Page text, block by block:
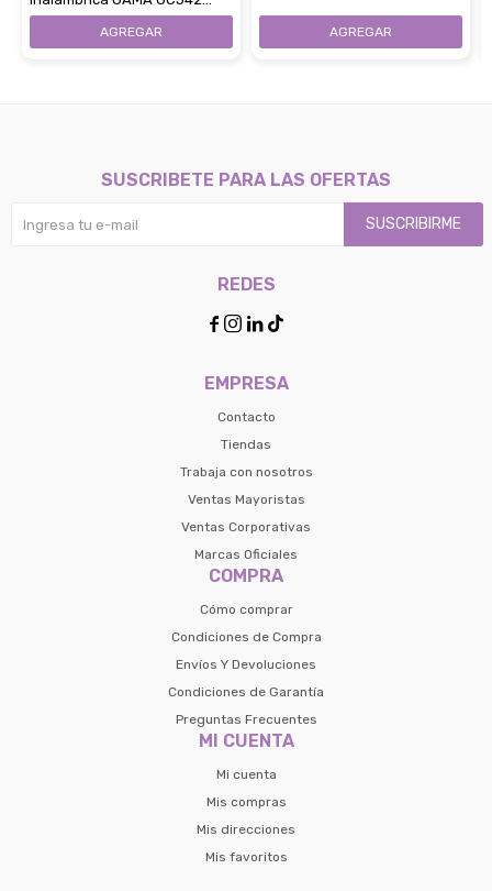
Sport - Yellow
EMPRESA
Contacto
Tiendas
Trabaja con nosotros
Ventas Mayoristas
Ventas Corporativas
Marcas Oficiales
COMPRA
Cómo comprar
Condiciones de Compra
Envíos Y Devoluciones
Condiciones de Garantía
Preguntas Frecuentes
MI CUENTA
Mi cuenta
Mis compras
Mis direcciones
Mis favoritos
SUSCRIBETE PARA LAS OFERTAS
SUSCRIBIRME
REDES
   